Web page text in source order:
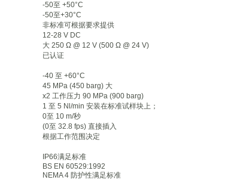
-50至 +50°C
-50至+30°C
非标准可根据要求提供
12-28 V DC
大 250 Ω @ 12 V (500 Ω @ 24 V)
已认证
-40 至 +60°C
45 MPa (450 barg) 大
x2 工作压力 90 MPa (900 barg)
1 至 5 Nl/min 安装在标准试样块上；
0至 10 m/秒
(0至 32.8 fps) 直接插入
根据工作范围决定
IP66满足标准
BS EN 60529:1992
NEMA 4 防护性满足标准